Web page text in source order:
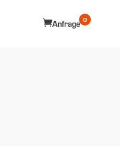
Anfrage 0